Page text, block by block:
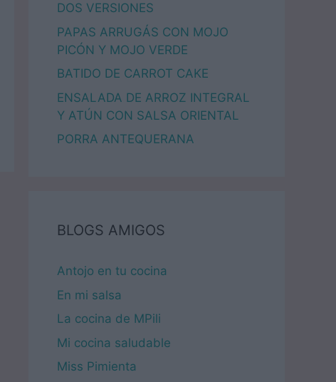
DOS VERSIONES
PAPAS ARRUGÁS CON MOJO
PICÓN Y MOJO VERDE
BATIDO DE CARROT CAKE
ENSALADA DE ARROZ INTEGRAL
Y ATÚN CON SALSA ORIENTAL
PORRA ANTEQUERANA
BLOGS AMIGOS
Antojo en tu cocina
En mi salsa
La cocina de MPili
Mi cocina saludable
Miss Pimienta